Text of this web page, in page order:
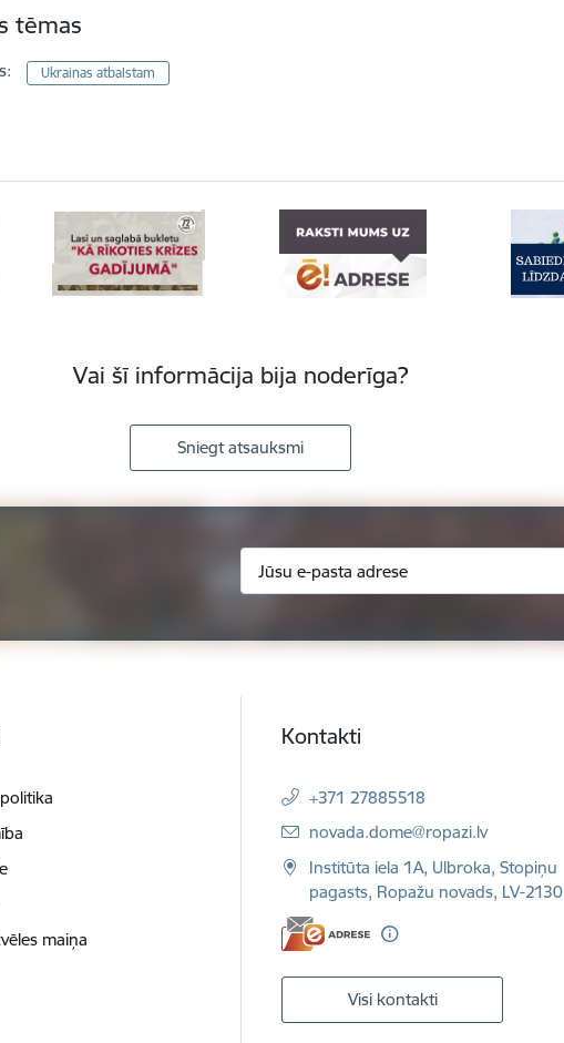
tēmas
Ukrainas atbalstam
Vai šī informācija bija noderīga?
Sniegt atsauksmi
maiņa
Kontakti
+371 27885518
E-pasts:
novada.dome@ropazi.lv
Institūta iela 1A, Ulbroka, Stopiņu
pagasts, Ropažu novads, LV-2130
Visi kontakti